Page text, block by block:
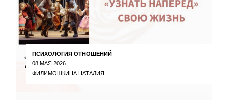
ПСИХОЛОГИЯ ОТНОШЕНИЙ
08 МАЯ 2026
ФИЛИМОШКИНА НАТАЛИЯ